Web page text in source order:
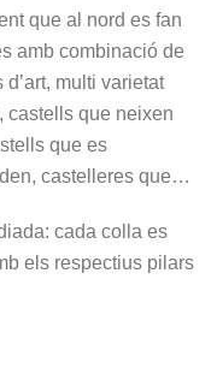
que al nord es fan
amb combinació de
multi varietat
castells que neixen
que es
castelleres que…
cada colla es
els respectius pilars